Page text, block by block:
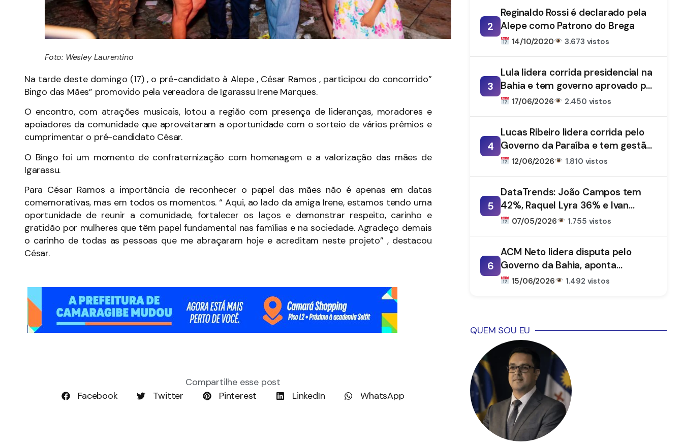
Foto: Wesley Laurentino
Na tarde deste domingo (17) , o pré-candidato à Alepe , César Ramos , participou do concorrido”
Bingo das Mães” promovido pela vereadora de Igarassu Irene Marques.
O encontro, com atrações musicais, lotou a região com presença de lideranças, moradores e
apoiadores da comunidade que aproveitaram a oportunidade com o sorteio de vários prêmios e
cumprimentar o pré-candidato César.
O Bingo foi um momento de confraternização com homenagem e a valorização das mães de
Igarassu.
Para César Ramos a importância de reconhecer o papel das mães não é apenas em datas
comemorativas, mas em todos os momentos. “ Aqui, ao lado da amiga Irene, estamos tendo uma
oportunidade de reunir a comunidade, fortalecer os laços e demonstrar respeito, carinho e
gratidão por mulheres que têm papel fundamental nas famílias e na sociedade. Agradeço demais
o carinho de todas as pessoas que me abraçaram hoje e acreditam neste projeto” , destacou
César.
Compartilhe esse post
Facebook
Twitter Pinterest LinkedIn WhatsApp
2
Reginaldo Rossi é declarado pela
Alepe como Patrono do Brega
14/10/2020 3.673 vistos
3
Lula lidera corrida presidencial na
Bahia e tem governo aprovado por
61%, aponta DataTrends
17/06/2026 2.450 vistos
4
Lucas Ribeiro lidera corrida pelo
Governo da Paraíba e tem gestão
aprovada por 66%, aponta
12/06/2026 1.810 vistos
5
DataTrends: João Campos tem
42%, Raquel Lyra 36% e Ivan
Moraes 1%
07/05/2026 1.755 vistos
6
ACM Neto lidera disputa pelo
Governo da Bahia, aponta
DataTrends
15/06/2026 1.492 vistos
QUEM SOU EU